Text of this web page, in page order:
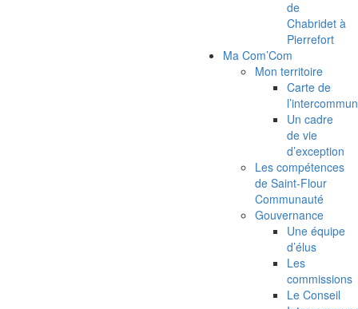
de
Chabridet à
Pierrefort
Ma Com’Com
Mon territoire
Carte de
Un cadre
de vie
d’exception
Les compétences
de Saint-Flour
Communauté
Gouvernance
Une équipe
d’élus
Les
commissions
Le Conseil